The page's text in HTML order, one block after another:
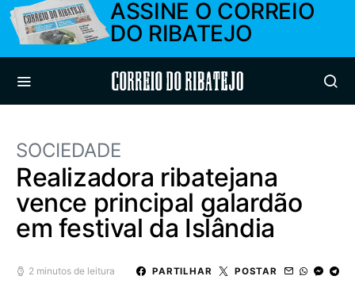
ASSINE O CORREIO
DO RIBATEJO
Correio do Ribatejo
SOCIEDADE
Realizadora ribatejana
vence principal galardão
em festival da Islândia
2 minutos de leitura PARTILHAR POSTAR